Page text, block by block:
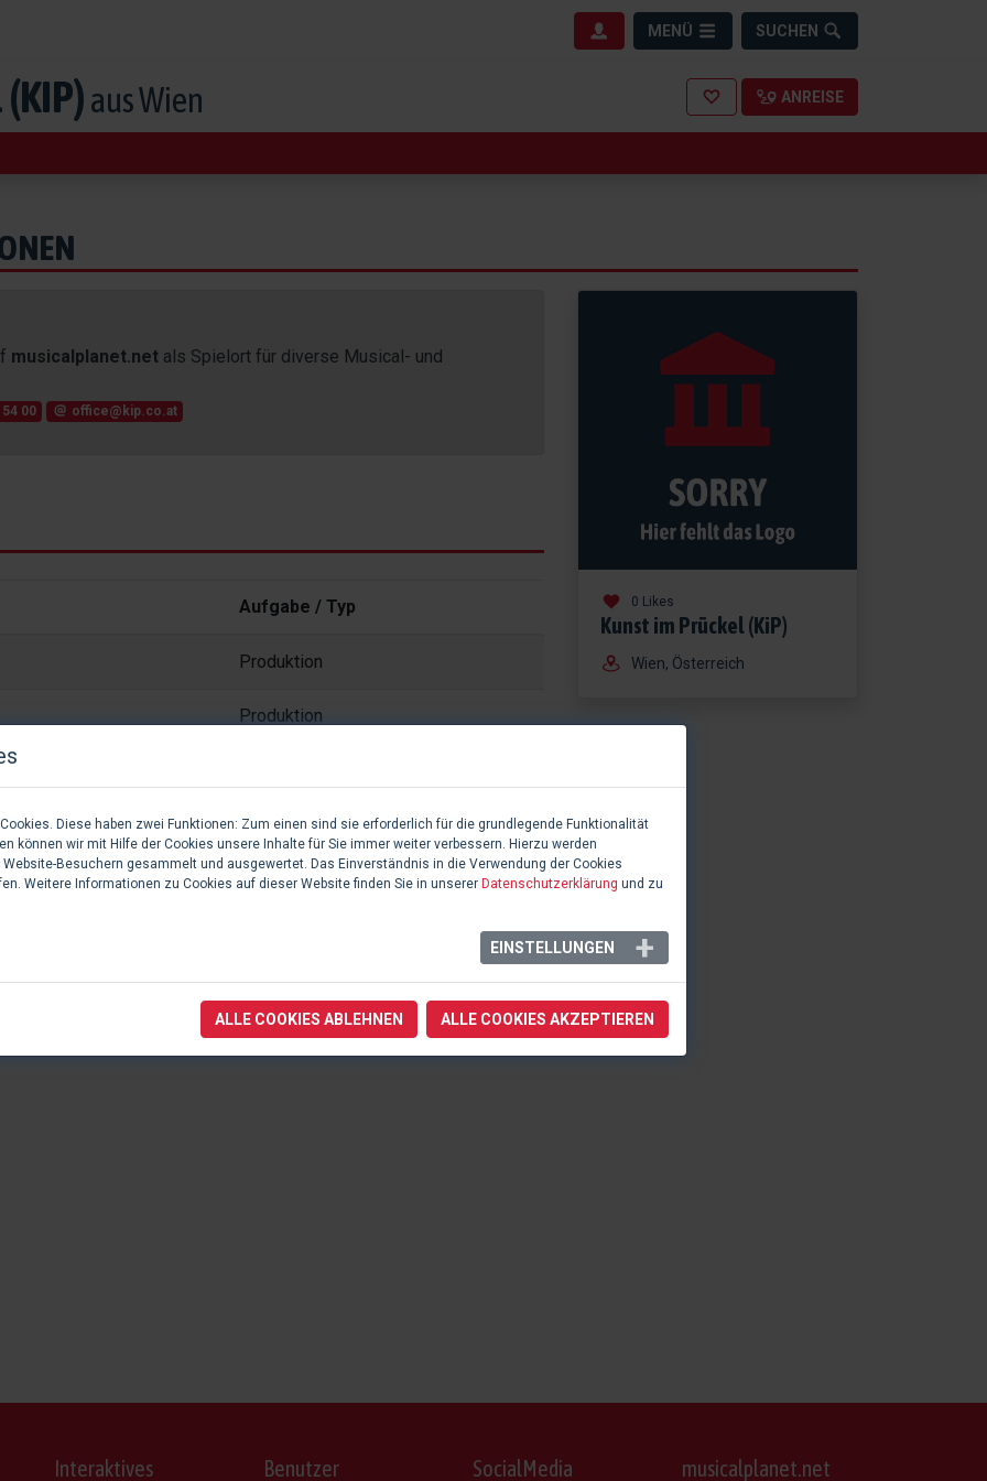
MENÜ SUCHEN
(KIP)aus Wien ANREISE
musicalplanet.net als Spielort für diverse Musical- und
54 00 office@kip.co.at
Aufgabe / Typ
Produktion
Produktion
MIT KUNST IM PRÜCKEL (KIP)
0 Likes
Kunst im Prückel (KiP)
Wien, Österreich
Interaktives Benutzer SocialMedia musicalplanet.net
Diese haben zwei Funktionen: Zum einen sind sie erforderlich für die grundlegende Funktionalität
können wir mit Hilfe der Cookies unsere Inhalte für Sie immer weiter verbessern. Hierzu werden
Besuchern gesammelt und ausgewertet. Das Einverständnis in die Verwendung der Cookies
Weitere Informationen zu Cookies auf dieser Website finden Sie in unserer Datenschutzerklärung und zu
EINSTELLUNGEN
ALLE COOKIES ABLEHNEN ALLE COOKIES AKZEPTIEREN